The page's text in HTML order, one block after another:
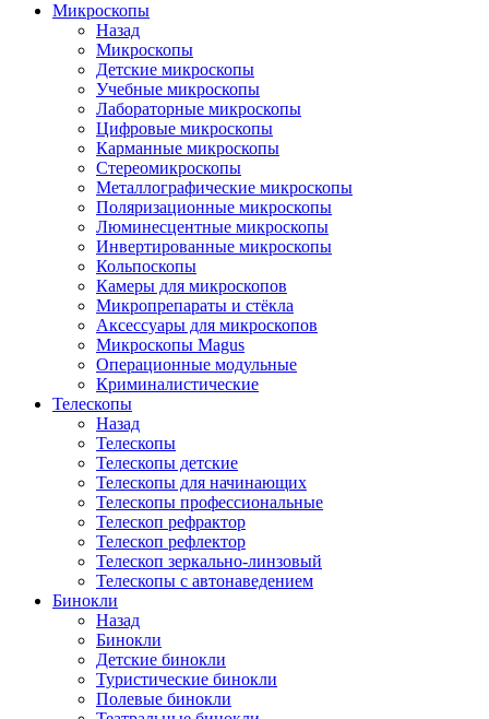
Микроскопы
Назад
Микроскопы
Детские микроскопы
Учебные микроскопы
Лабораторные микроскопы
Цифровые микроскопы
Карманные микроскопы
Стереомикроскопы
Металлографические микроскопы
Поляризационные микроскопы
Люминесцентные микроскопы
Инвертированные микроскопы
Кольпоскопы
Камеры для микроскопов
Микропрепараты и стёкла
Аксессуары для микроскопов
Микроскопы Magus
Операционные модульные
Криминалистические
Телескопы
Назад
Телескопы
Телескопы детские
Телескопы для начинающих
Телескопы профессиональные
Телескоп рефрактор
Телескоп рефлектор
Телескоп зеркально-линзовый
Телескопы с автонаведением
Бинокли
Назад
Бинокли
Детские бинокли
Туристические бинокли
Полевые бинокли